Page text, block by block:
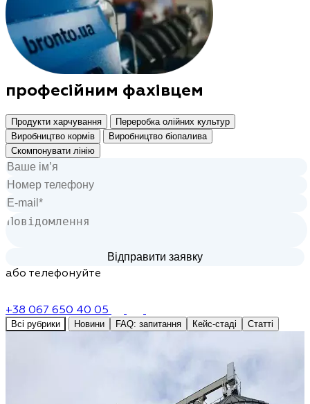
професійним фахівцем
Продукти харчування
Переробка олійних культур
Виробництво кормів
Виробництво біопалива
Скомпонувати лінію
або телефонуйте
+38 067 650 40 05
Всі рубрики Новини FAQ: запитання Кейс-стаді Статті